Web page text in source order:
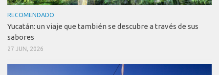
RECOMENDADO
Yucatán: un viaje que también se descubre a través de sus
sabores
27 JUN, 2026